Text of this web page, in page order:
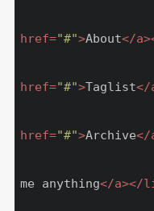
href="#">About</a>
href="#">Taglist</
href="#">Archive</
me anything</a></